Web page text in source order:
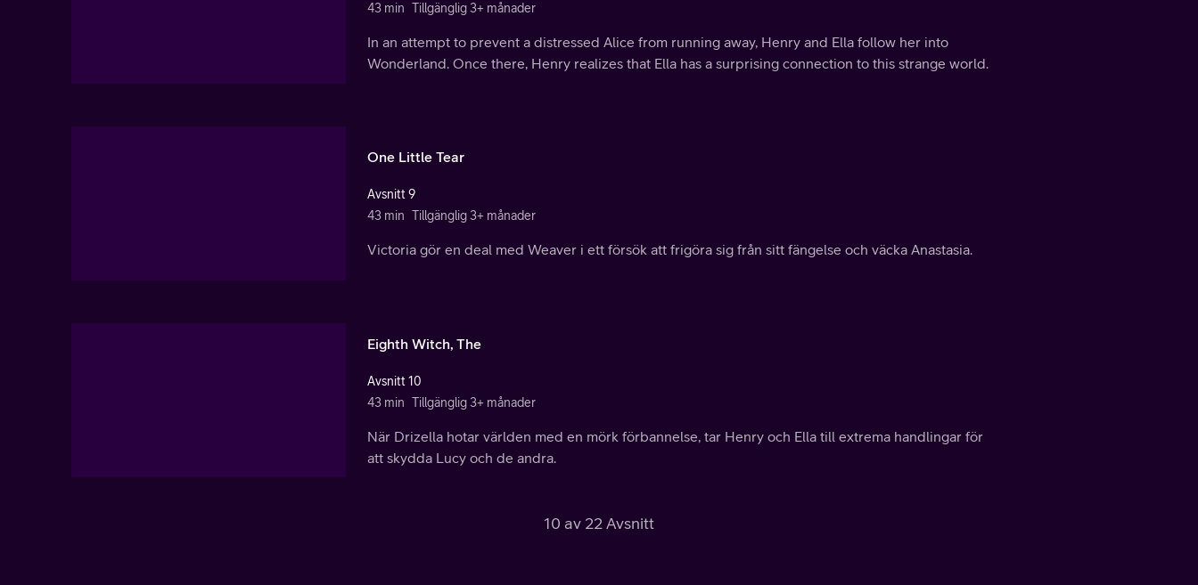
43 min Tillgänglig 3+ månader
In an attempt to prevent a distressed Alice from running away, Henry and Ella follow her into
Wonderland. Once there, Henry realizes that Ella has a surprising connection to this strange world.
One Little Tear
Avsnitt 9
43 min Tillgänglig 3+ månader
Victoria gör en deal med Weaver i ett försök att frigöra sig från sitt fängelse och väcka Anastasia.
Eighth Witch, The
Avsnitt 10
43 min Tillgänglig 3+ månader
När Drizella hotar världen med en mörk förbannelse, tar Henry och Ella till extrema handlingar för
att skydda Lucy och de andra.
10 av 22 Avsnitt